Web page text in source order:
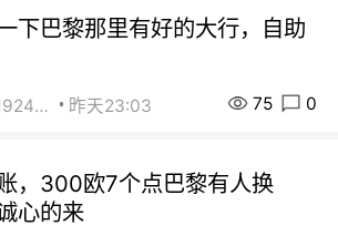
下巴黎那里有好的大行，自助
街友31924072 昨天23:03 75 0
，300欧7个点巴黎有人换
心的来